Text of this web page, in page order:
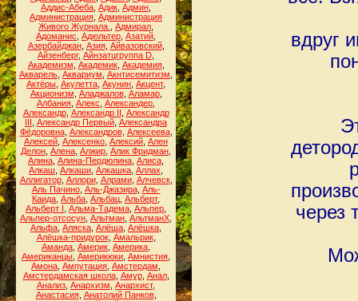
Аддис-Абеба Адик Админ
Администрация Администрация
Живого Журнала.
Адмирал
Адоманис Адюльтер Азатий
Азербайджан, Азия, Айвазовский,
Айзенберг, Айнзатцгруппа D
Академизм Академик, Академия,
Акварель Аквариум Акнтисемитизм
Актёры Акулетта Акунин Акцент,
Акционизм Аладжалов, Аламар,
Албания Алекс Александер
Александр, Александр II Александр
III Александр Первый Александра
Фёдоровна, Александров, Алексеева,
Алексей Алексенко Алексий Ален
Делон Алена Алжир Алик Фридман
Алина Алина-Пердюлина Алиса
Алкаш Алкаши Алкашка Аллах
Аллигатор, Аллори, Алрами, Алчевск,
Аль Пачино, Аль-Джазира, Аль-
Каида Альба Альбац Альберт,
Альберт I Альма-Тадема Альпер
Альпер-отсосун Альтман АльтманХ
Альфа Аляска Алёша Алёшка
Алёшка-придурок, Амальрик,
Аманда Америк Америка
Американцы Америкюки Амнистия
Амона Ампутация Амстердам
Амстердамская школа, Амур, Анал,
Анализ Анархизм Анархист,
Анастасия, Анатолий Панков,
вдруг
через